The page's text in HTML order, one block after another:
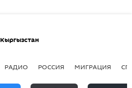
Кыргызстан
РАДИО РОССИЯ МИГРАЦИЯ